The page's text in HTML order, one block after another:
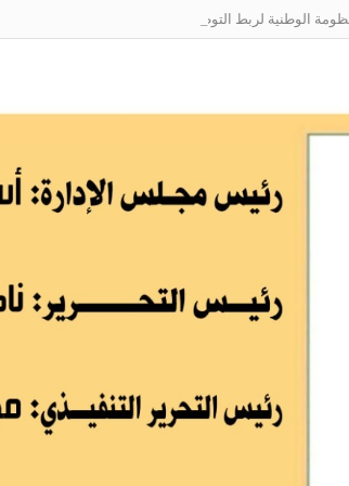
الوطنية لربط التوظيف بالمهارات تعالج البطالة من